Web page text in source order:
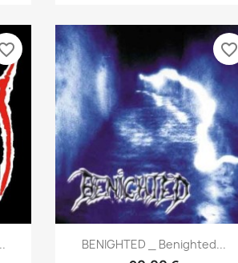
Aperçu rapide
BENIGHTED _ Benighted...
favorite_border